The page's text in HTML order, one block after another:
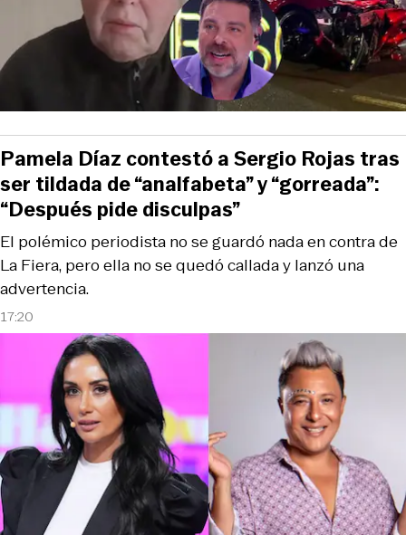
17:20
El polémico periodista no se guardó nada en contra de
La Fiera, pero ella no se quedó callada y lanzó una
advertencia.
Pamela Díaz contestó a Sergio Rojas tras
ser tildada de “analfabeta” y “gorreada”:
“Después pide disculpas”